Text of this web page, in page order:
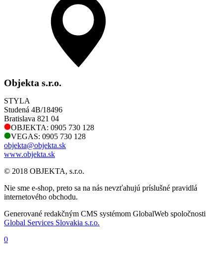
Objekta s.r.o.
STYLA
Studená 4B/18496
Bratislava 821 04
OBJEKTA: 0905 730 128
VEGAS: 0905 730 128
objekta@objekta.sk
www.objekta.sk
© 2018 OBJEKTA, s.r.o.
Nie sme e-shop, preto sa na nás nevzťahujú príslušné pravidlá
internetového obchodu.
Generované redakčným CMS systémom GlobalWeb spoločnosti
Global Services Slovakia s.r.o.
0